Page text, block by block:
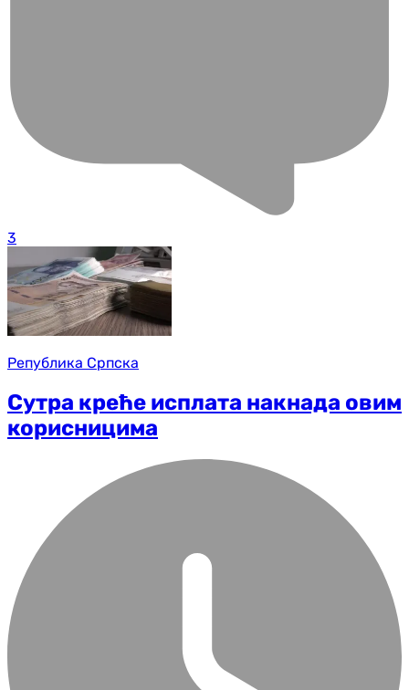
3
Република Српска
Сутра креће исплата накнада овим
корисницима